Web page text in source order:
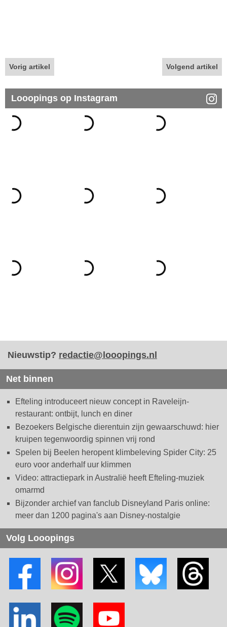
Vorig artikel Volgend artikel
Looopings op Instagram
Nieuwstip? redactie@looopings.nl
Net binnen
Efteling introduceert nieuw concept in Raveleijn-
restaurant: ontbijt, lunch en diner
Bezoekers Belgische dierentuin zijn gewaarschuwd: hier
kruipen tegenwoordig spinnen vrij rond
Spelen bij Beelen heropent klimbeleving Spider City: 25
euro voor anderhalf uur klimmen
Video: attractiepark in Australië heeft Efteling-muziek
omarmd
Bijzonder archief van fanclub Disneyland Paris online:
meer dan 1200 pagina's aan Disney-nostalgie
Volg Looopings